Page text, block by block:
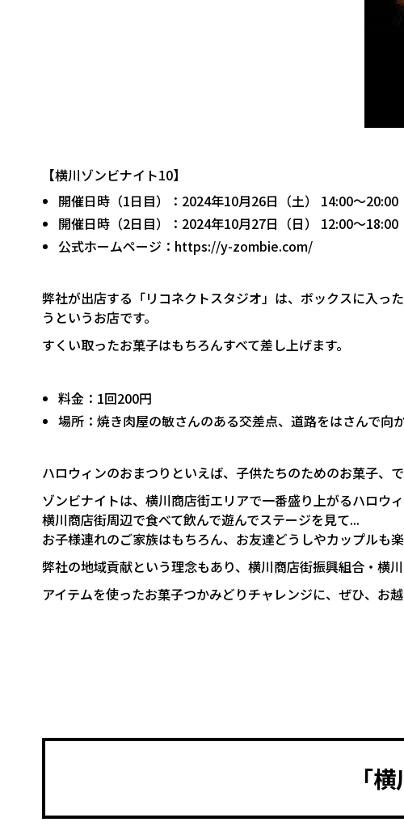
【横川ゾンビナイト10】
開催日時（1日目）：2024年10月26日（土） 14:00～20:00
開催日時（2日目）：2024年10月27日（日） 12:00～18:00
公式ホームページ： https://y-zombie.com/
弊社が出店する「リコネクトスタジオ」は、ボックスに入っ
うというお店です。
すくい取ったお菓子はもちろんすべて差し上げます。
料金：1回200円
場所：焼き肉屋の敏さんのある交差点、道路をはさんで向
ハロウィンのおまつりといえば、子供たちのためのお菓子、で
ゾンビナイトは、横川商店街エリアで一番盛り上がるハロウ
横川商店街周辺で食べて飲んで遊んでステージを見て...
お子様連れのご家族はもちろん、お友達どうしやカップルも
弊社の地域貢献という理念もあり、横川商店街振興組合・横
アイテムを使ったお菓子つかみどりチャレンジに、ぜひ、お越
「